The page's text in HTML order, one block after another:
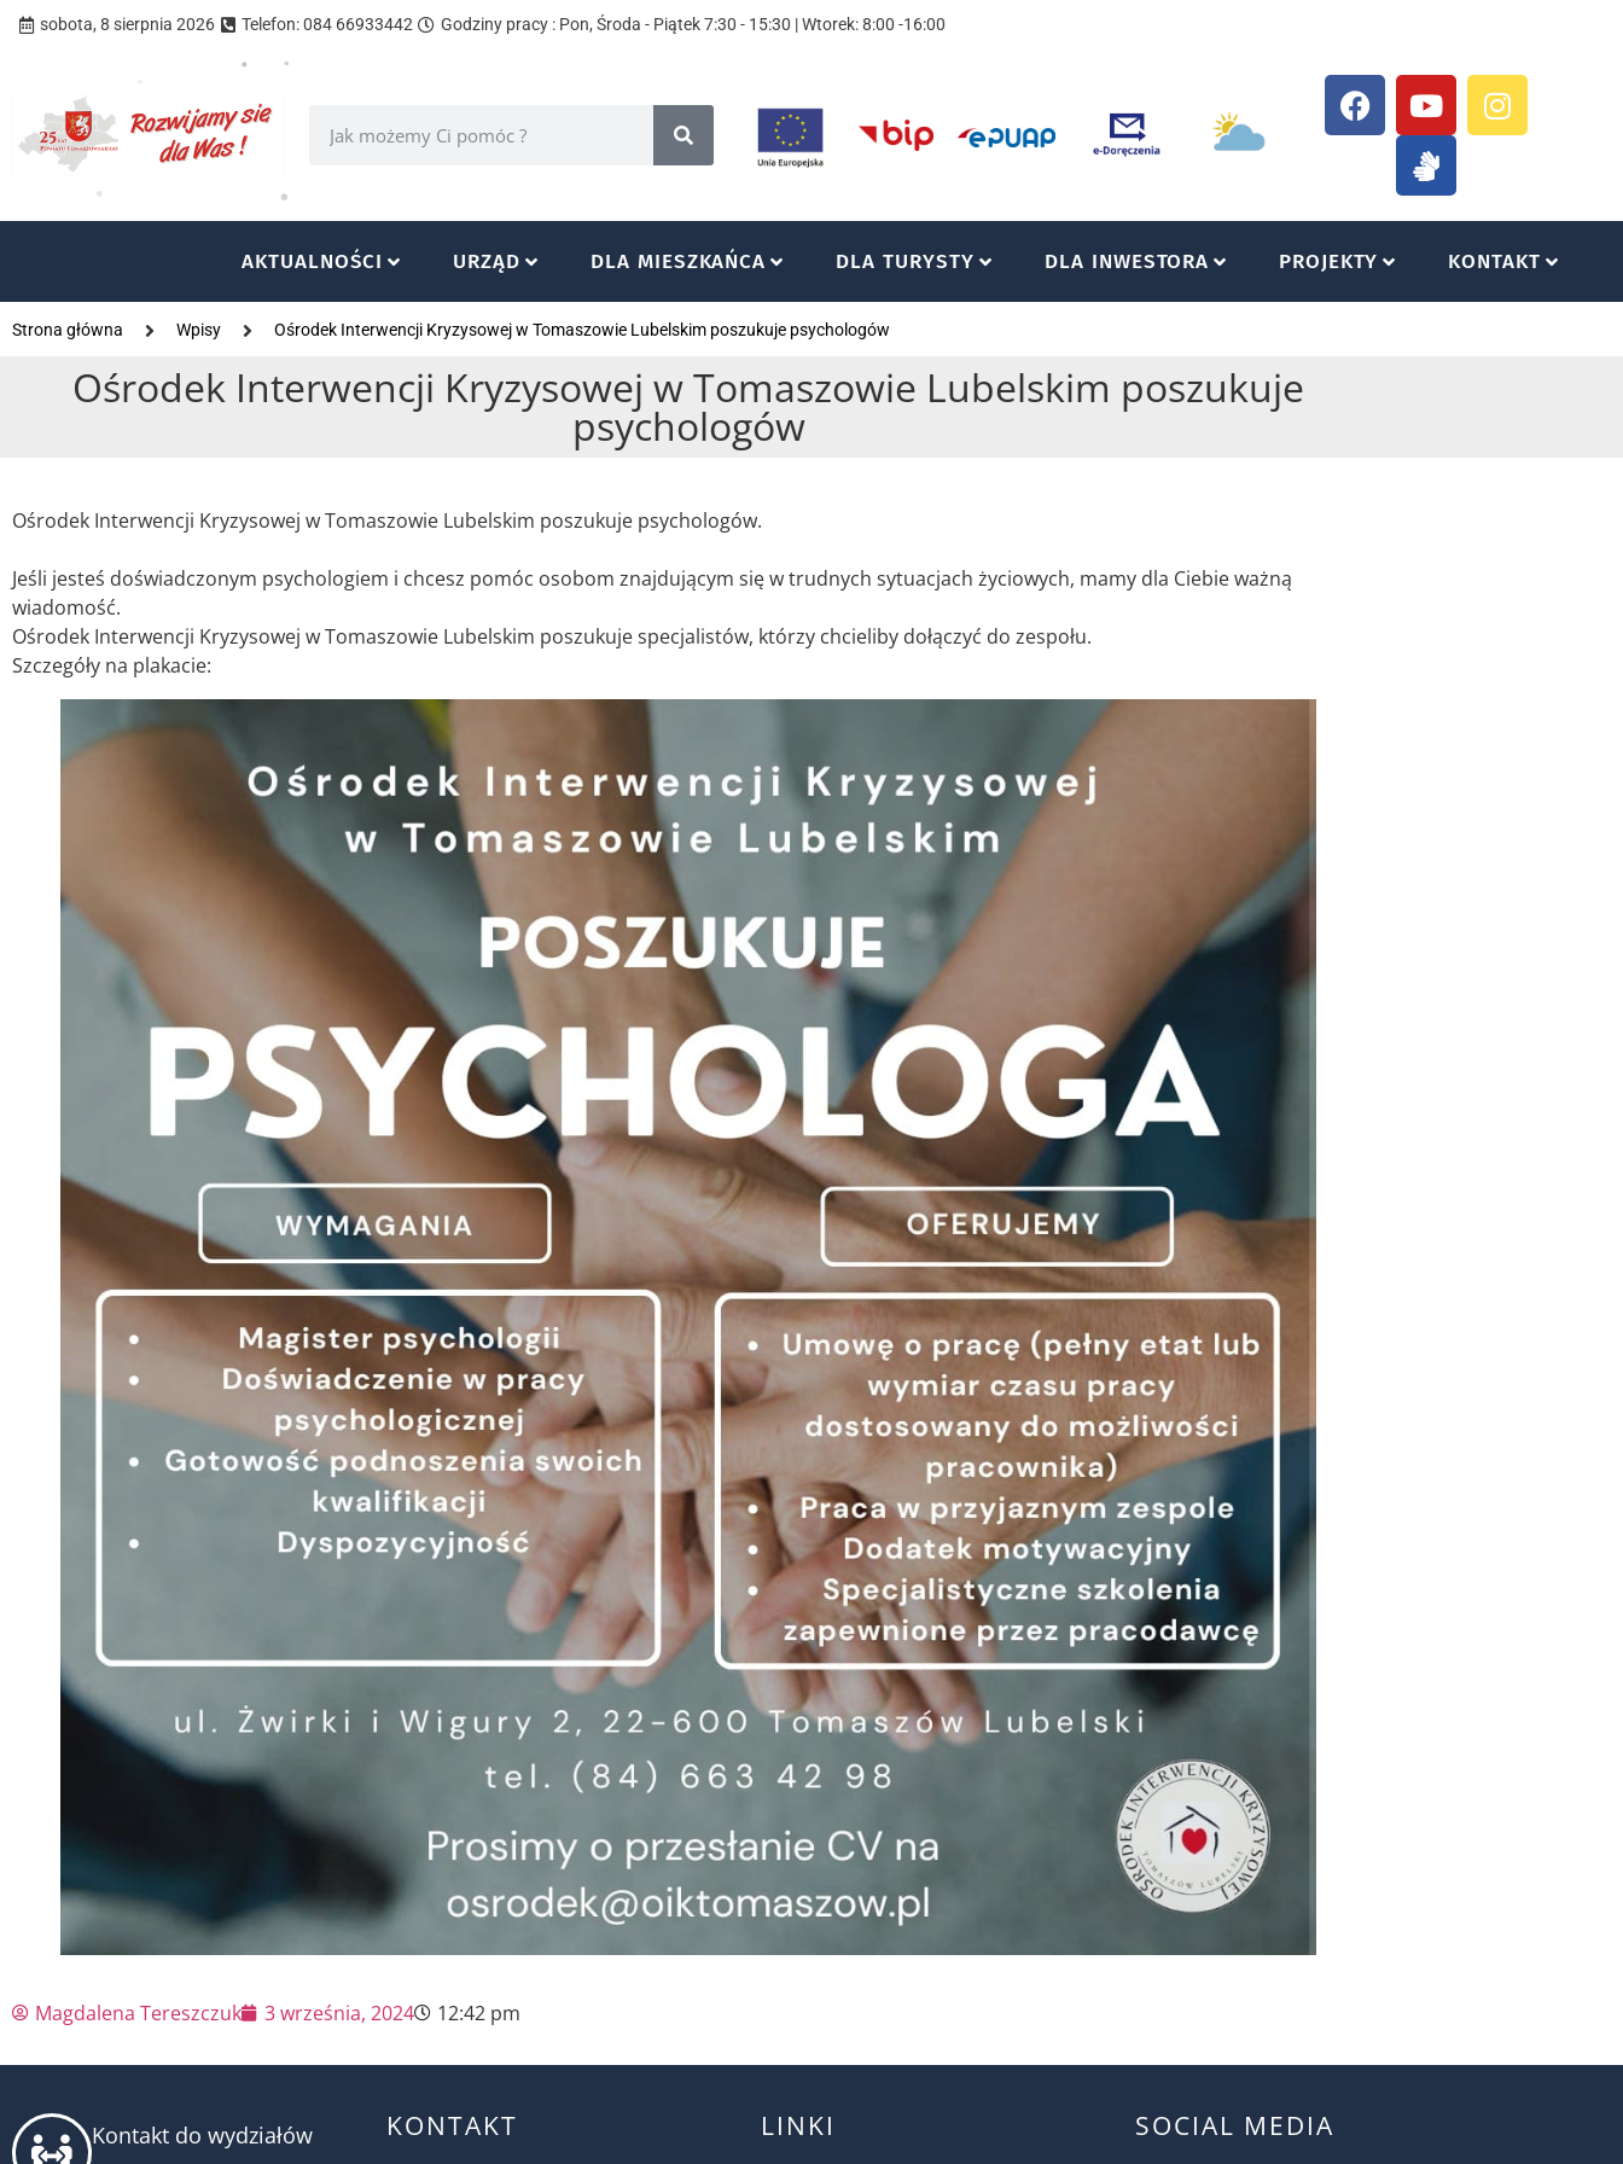
sobota, 8 sierpnia 2026 Telefon: 084 66933442 Godziny pracy : Pon, Środa - Piątek 7:30 - 15:30 | Wtorek: 8:00 -16:00
AKTUALNOŚCI URZĄD DLA MIESZKAŃCA DLA TURYSTY DLA INWESTORA PROJEKTY KONTAKT
Strona główna Wpisy Ośrodek Interwencji Kryzysowej w Tomaszowie Lubelskim poszukuje psychologów
Ośrodek Interwencji Kryzysowej w Tomaszowie Lubelskim poszukuje
psychologów
Ośrodek Interwencji Kryzysowej w Tomaszowie Lubelskim poszukuje psychologów.
Jeśli jesteś doświadczonym psychologiem i chcesz pomóc osobom znajdującym się w trudnych sytuacjach życiowych, mamy dla Ciebie ważną
wiadomość.
Ośrodek Interwencji Kryzysowej w Tomaszowie Lubelskim poszukuje specjalistów, którzy chcieliby dołączyć do zespołu.
Szczegóły na plakacie:
Magdalena Tereszczuk 3 września, 2024 12:42 pm
Kontakt do wydziałów KONTAKT LINKI SOCIAL MEDIA